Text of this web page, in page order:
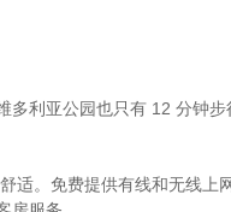
利亚公园也只有 12 分钟
适。免费提供有线和无线